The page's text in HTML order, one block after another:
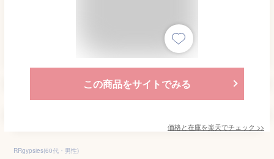
この商品をサイトでみる
価格と在庫を楽天でチェック >>
RRgypsies(60代・男性)